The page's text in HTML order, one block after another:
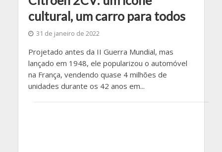
cultural, um carro para todos
31 de janeiro de 2022
Projetado antes da II Guerra Mundial, mas
lançado em 1948, ele popularizou o automóvel
na França, vendendo quase 4 milhões de
unidades durante os 42 anos em...